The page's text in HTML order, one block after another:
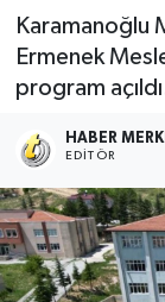
Karamanoğlu
Ermenek
program
HABER
EDITÖR